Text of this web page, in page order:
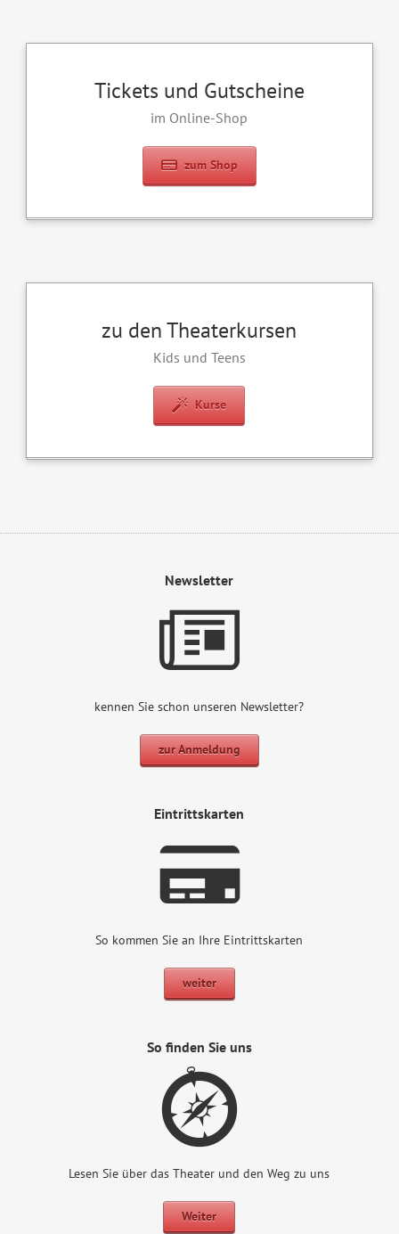
Tickets und Gutscheine
im Online-Shop
zum Shop
zu den Theaterkursen
Kids und Teens
Kurse
Newsletter
kennen Sie schon unseren Newsletter?
zur Anmeldung
Eintrittskarten
So kommen Sie an Ihre Eintrittskarten
weiter
So finden Sie uns
Lesen Sie über das Theater und den Weg zu uns
Weiter